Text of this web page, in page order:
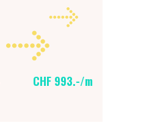
CHF 993.-/m